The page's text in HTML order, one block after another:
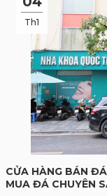
Th1
CỬA HÀNG BÁN
MUA ĐÁ CHUYÊN